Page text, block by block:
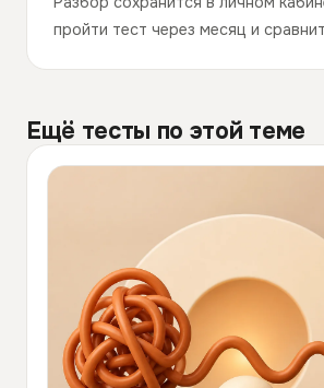
пройти тест через месяц и
Ещё тесты по этой теме